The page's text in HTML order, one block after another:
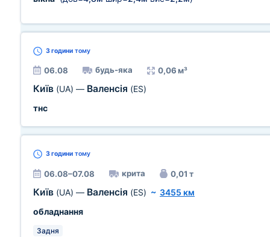
3 години тому
06.08 будь-яка 0,06 м³
Київ (UA) — Валенсія (ES)
тнс
3 години тому
06.08–07.08 крита 0,01 т
Київ (UA) — Валенсія (ES) ~ 3455 км
обладнання
Задня